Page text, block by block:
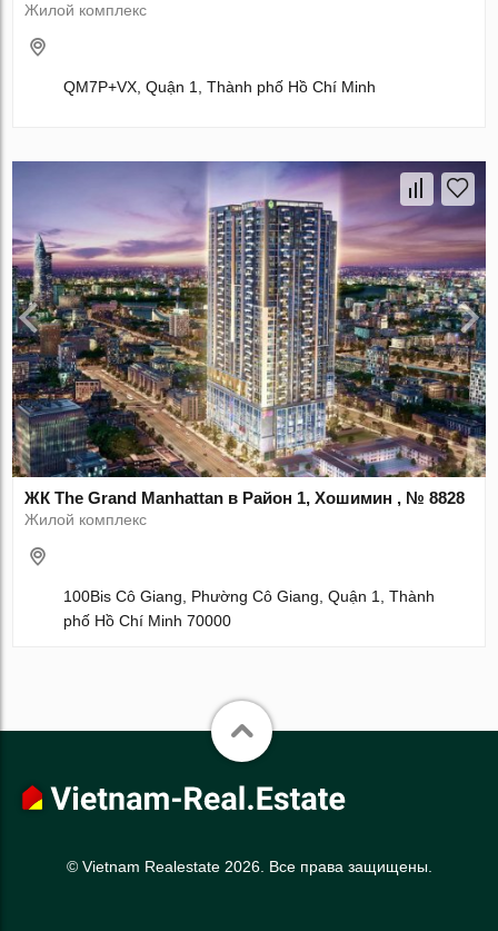
Жилой комплекс
QM7P+VX, Quận 1, Thành phố Hồ Chí Minh
ЖК The Grand Manhattan в Район 1, Хошимин , № 8828
Жилой комплекс
100Bis Cô Giang, Phường Cô Giang, Quận 1, Thành
phố Hồ Chí Minh 70000
© Vietnam Realestate 2026. Все права защищены.